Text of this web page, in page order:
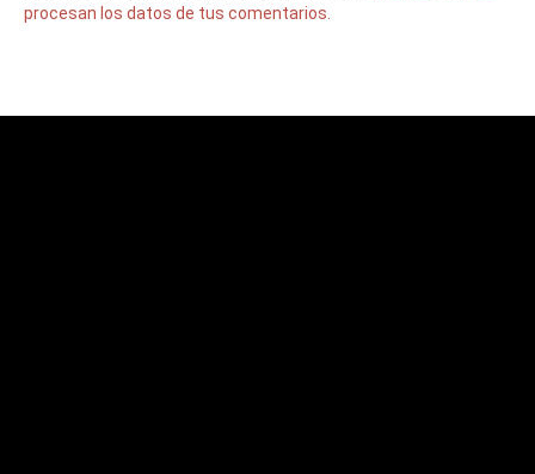
procesan los datos de tus comentarios.